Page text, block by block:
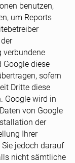
benutzen,
um Reports
verbundene
Google diese
sofern
Dritte diese
Google wird in
von Google
der
Ihrer
jedoch darauf
nicht sämtliche